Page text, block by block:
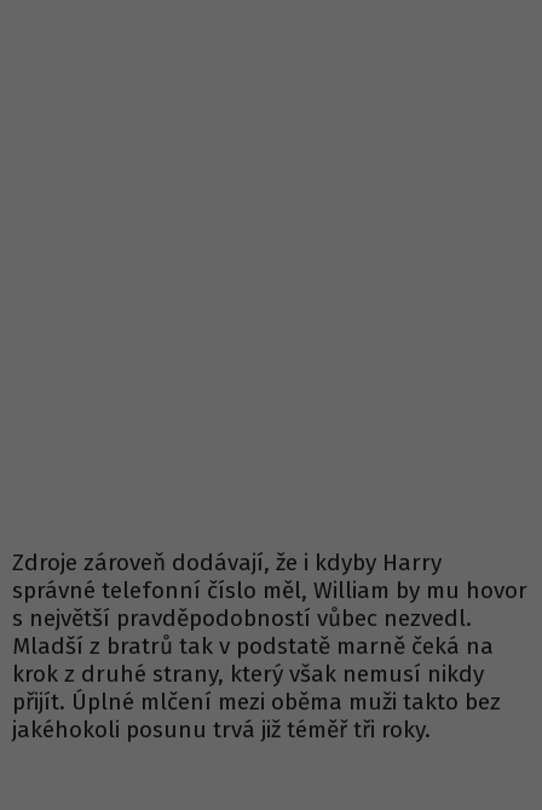
Zdroje zároveň dodávají, že i kdyby Harry
správné telefonní číslo měl, William by mu hovor
s největší pravděpodobností vůbec nezvedl.
Mladší z bratrů tak v podstatě marně čeká na
krok z druhé strany, který však nemusí nikdy
přijít. Úplné mlčení mezi oběma muži takto bez
jakéhokoli posunu trvá již téměř tři roky.